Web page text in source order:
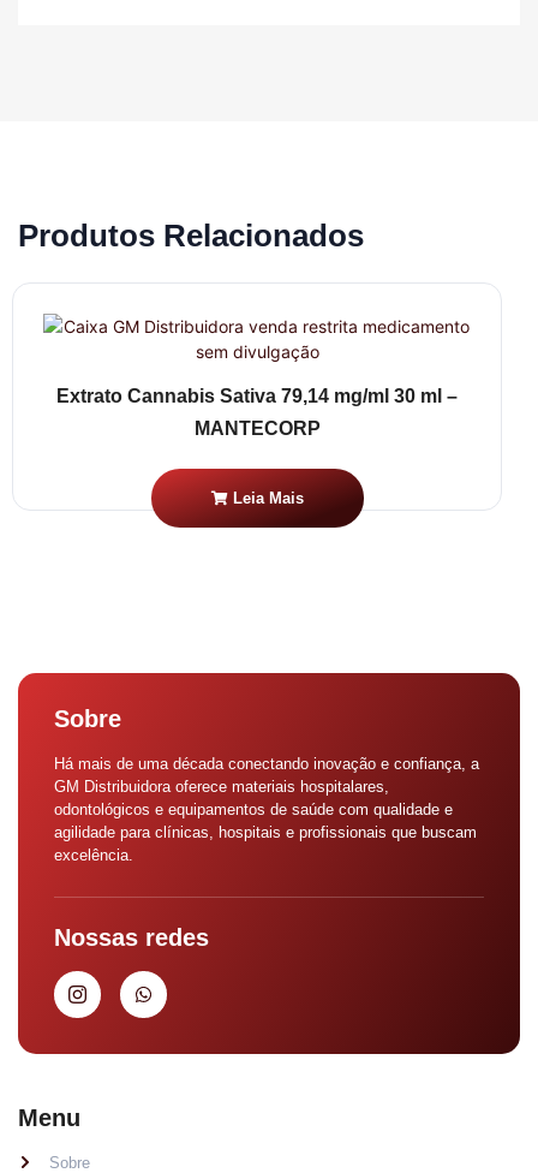
Produtos Relacionados
Extrato Cannabis Sativa 79,14 mg/ml 30 ml –
MANTECORP
Leia Mais
Sobre
Há mais de uma década conectando inovação e confiança, a
GM Distribuidora oferece materiais hospitalares,
odontológicos e equipamentos de saúde com qualidade e
agilidade para clínicas, hospitais e profissionais que buscam
excelência.
Nossas redes
Menu
Sobre